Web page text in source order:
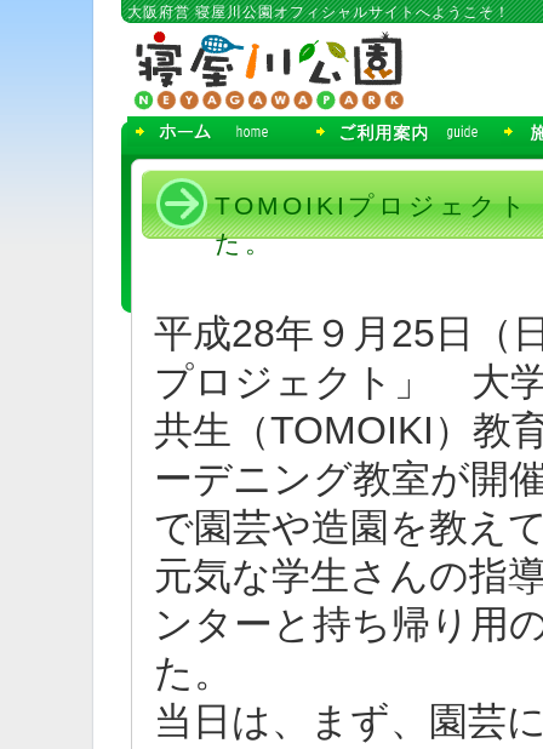
大阪府営 寝屋川公園オフィシャルサイトへようこそ！
コ
ツ
へ
動
TOMOIKIプロジェクト
た。
平成28年９月25日（
プロジェクト」 大
共生（TOMOIKI）教
ーデニング教室が開
で園芸や造園を教え
元気な学生さんの指
ンターと持ち帰り用
た。
当日は、まず、園芸